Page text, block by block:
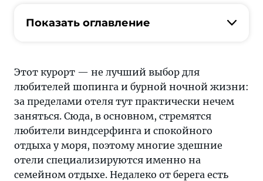
Показать оглавление
Этот курорт — не лучший выбор для
любителей шопинга и бурной ночной жизни:
за пределами отеля тут практически нечем
заняться. Сюда, в основном, стремятся
любители виндсерфинга и спокойного
отдыха у моря, поэтому многие здешние
отели специализируются именно на
семейном отдыхе. Недалеко от берега есть